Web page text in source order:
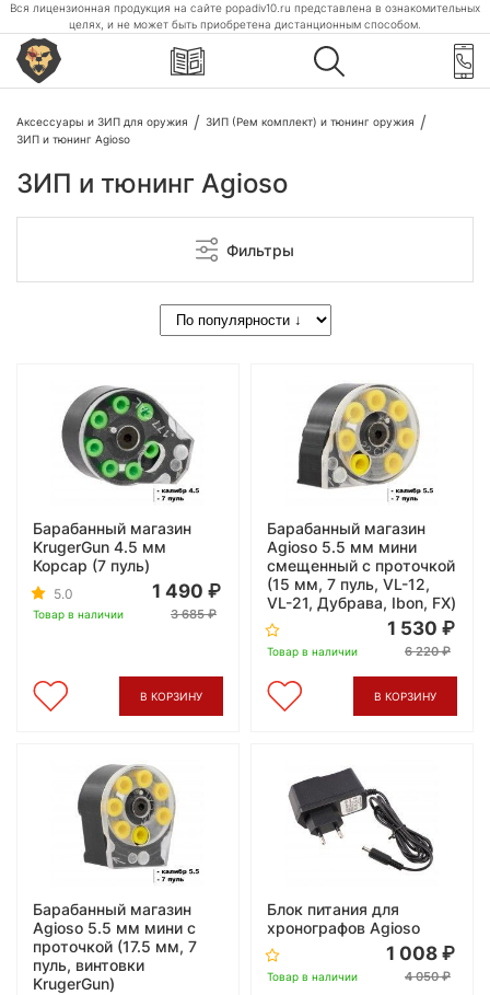
Вся лицензионная продукция на сайте popadiv10.ru представлена в ознакомительных
целях, и не может быть приобретена дистанционным способом.
Аксессуары и ЗИП для оружия
ЗИП (Рем комплект) и тюнинг оружия
ЗИП и тюнинг Agioso
ЗИП и тюнинг Agioso
Фильтры
Барабанный магазин
KrugerGun 4.5 мм
Корсар (7 пуль)
5.0
Товар в наличии
1 490
3 685
В КОРЗИНУ
Барабанный магазин
Agioso 5.5 мм мини
смещенный с проточкой
(15 мм, 7 пуль, VL-12,
VL-21, Дубрава, Ibon, FX)
Товар в наличии
1 530
6 220
В КОРЗИНУ
Барабанный магазин
Agioso 5.5 мм мини с
проточкой (17.5 мм, 7
пуль, винтовки
KrugerGun)
Блок питания для
хронографов Agioso
Товар в наличии
1 008
4 050